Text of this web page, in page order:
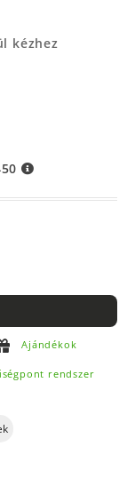
kézhez
Ajándékok
rendszer